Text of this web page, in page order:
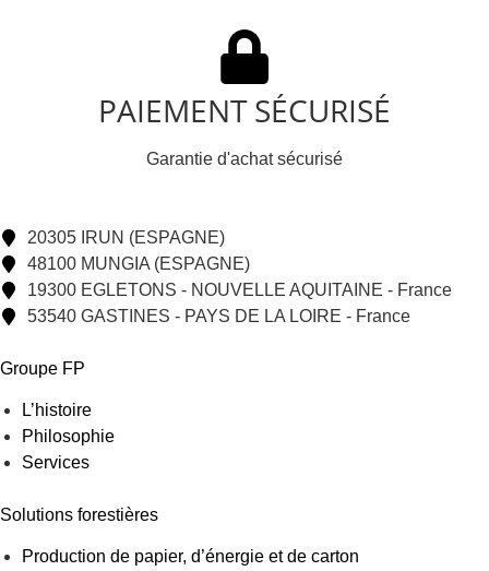
PAIEMENT SÉCURISÉ
Garantie d'achat sécurisé
20305 IRUN (ESPAGNE)
48100 MUNGIA (ESPAGNE)
19300 EGLETONS - NOUVELLE AQUITAINE - France
53540 GASTINES - PAYS DE LA LOIRE - France
Groupe FP
L’histoire
Philosophie
Services
Solutions forestières
Production de papier, d’énergie et de carton